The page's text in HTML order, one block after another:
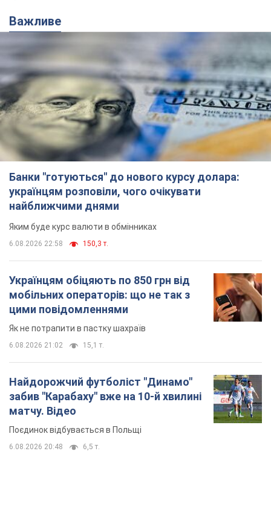
Важливе
Банки "готуються" до нового курсу долара:
українцям розповіли, чого очікувати
найближчими днями
Яким буде курс валюти в обмінниках
6.08.2026 22:58 150,3 т.
Українцям обіцяють по 850 грн від
мобільних операторів: що не так з
цими повідомленнями
Як не потрапити в пастку шахраїв
6.08.2026 21:02 15,1 т.
Найдорожчий футболіст "Динамо"
забив "Карабаху" вже на 10-й хвилині
матчу. Відео
Поєдинок відбувається в Польщі
6.08.2026 20:48 6,5 т.